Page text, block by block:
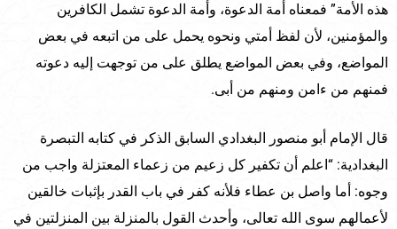
هذه الأمة” فمعناه أمة الدعوة، وأمة الدعوة تشمل الكافرين
والمؤمنين، لأن لفظ أمتي ونحوه يحمل على من اتبعه في بعض
المواضع، وفي بعض المواضع يطلق على من توجهت إليه دعوته
فمنهم من ءامن ومنهم من أبى.
قال الإمام أبو منصور البغدادي السابق الذكر في كتابه التبصرة
البغدادية: “اعلم أن تكفير كل زعيم من زعماء المعتزلة واجب من
وجوه: أما واصل بن عطاء فلأنه كفر في باب القدر بإثبات خالقين
لأعمالهم سوى الله تعالى، وأحدث القول بالمنزلة بين المنزلتين في